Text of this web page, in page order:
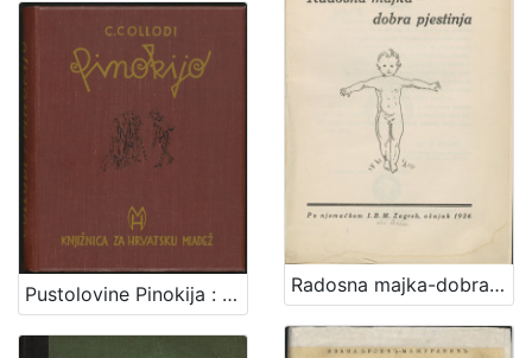
Pustolovine Pinokija : pripoviest o jednome lutku / C. Collodi ; [s talijanskog preveo Vjekoslav Kaleb] Radosna majka-dobra pjestinja / po njemačkom I. B. M.